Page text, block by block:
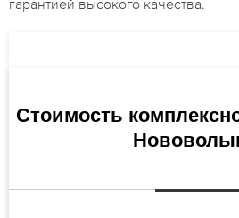
гарантией высокого качества.
Стоимость